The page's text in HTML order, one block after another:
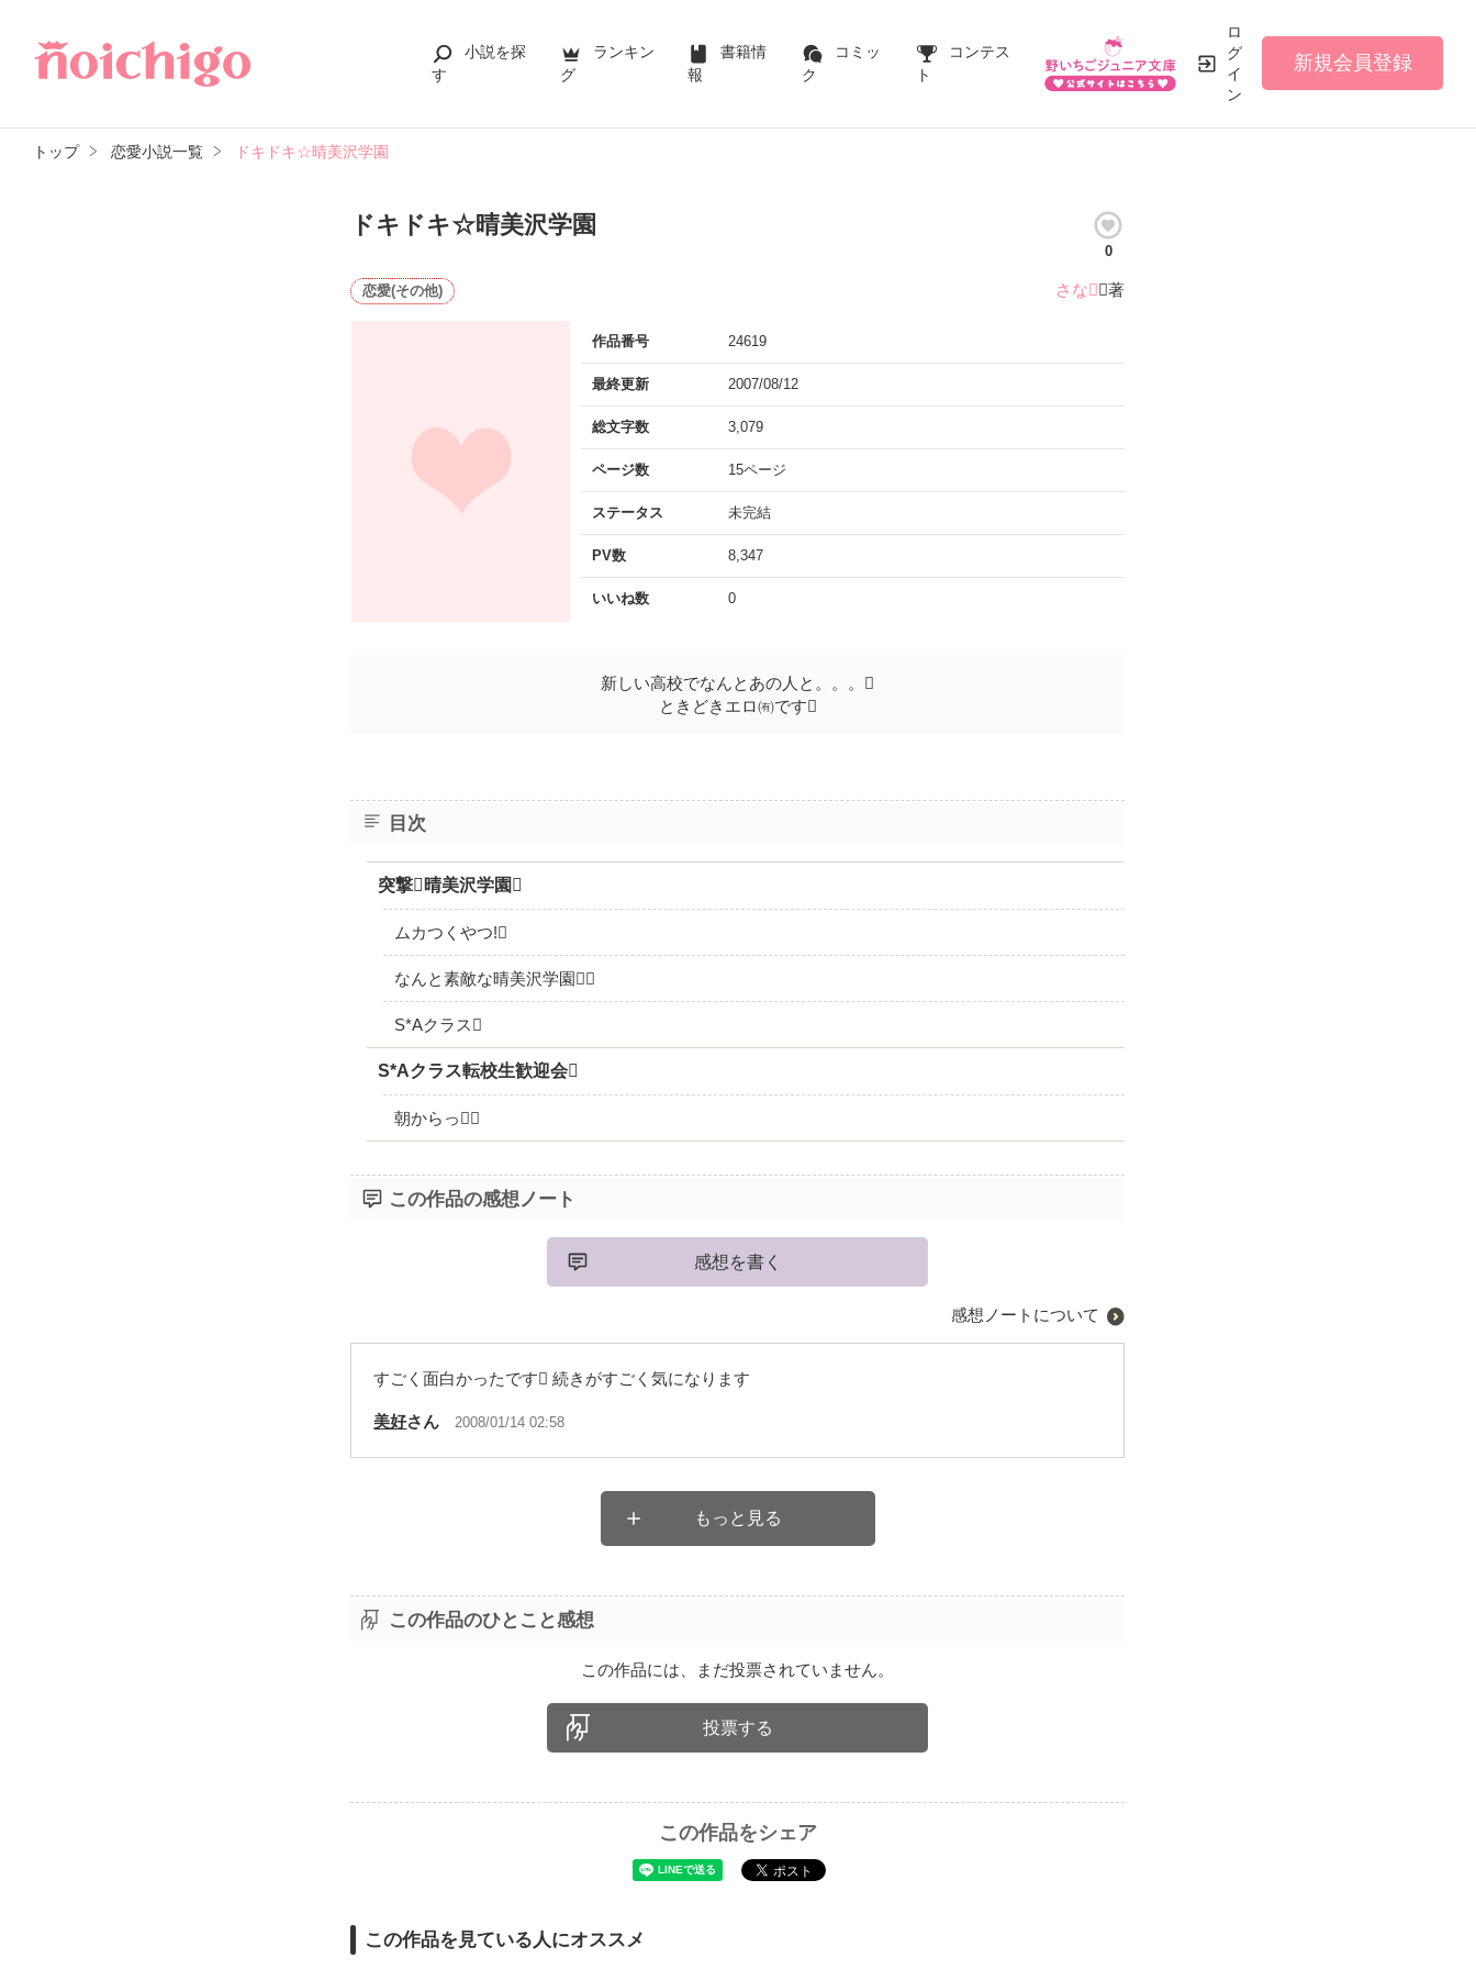
小説を探
す
ランキン
グ
書籍情
報
コミッ
ク
コンテス
ト
ロ
グ
イ
ン
新規会員登録
トップ 恋愛小説一覧 ドキドキ☆晴美沢学園
ドキドキ☆晴美沢学園
0
恋愛(その他) さな／著
作品番号 24619
最終更新 2007/08/12
総文字数 3,079
ページ数 15ページ
ステータス 未完結
PV数 8,347
いいね数 0
新しい高校でなんとあの人と。。。
ときどきエロ㈲です
目次
突撃晴美沢学園
ムカつくやつ!
なんと素敵な晴美沢学園
S*Aクラス
S*Aクラス転校生歓迎会
朝からっ
この作品の感想ノート
感想を書く
感想ノートについて
すごく面白かったです 続きがすごく気になります
美好さん 2008/01/14 02:58
もっと見る
この作品のひとこと感想
この作品には、まだ投票されていません。
投票する
この作品をシェア
この作品を見ている人にオススメ